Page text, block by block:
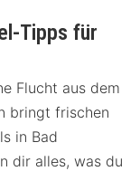
Tipps für
Flucht aus dem
bringt frischen
in Bad
dir alles, was du